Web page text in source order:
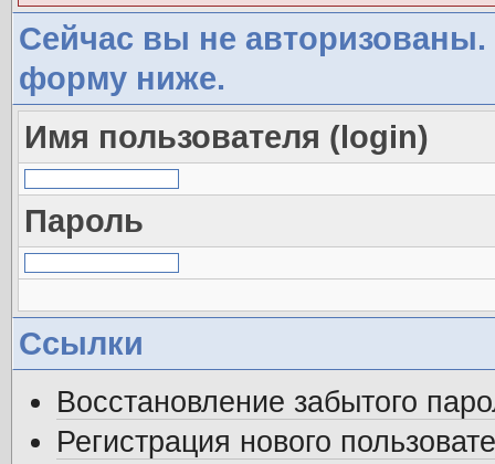
Сейчас вы не авторизованы.
форму ниже.
Имя пользователя (login)
Пароль
Ссылки
Восстановление забытого
Регистрация нового